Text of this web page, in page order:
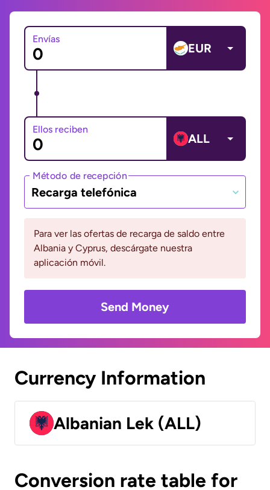
Envías
EUR
Ellos reciben
ALL
Método de recepción
Recarga telefónica
Para ver las ofertas de recarga de saldo entre
Albania y Cyprus, descárgate nuestra
aplicación móvil.
Send Money
Currency Information
Albanian Lek (ALL)
Conversion rate table for